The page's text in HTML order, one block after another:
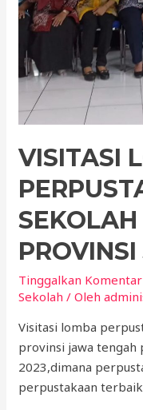
VISITASI
Tinggalkan Komentar
Sekolah / Oleh
Visitasi lomba
provinsi jawa tengah
2023,dimana
perpustakaan